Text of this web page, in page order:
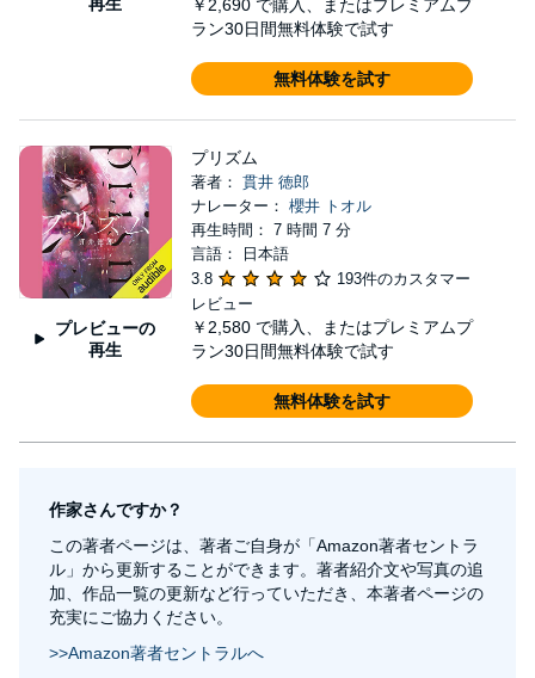
￥2,690 で購入、またはプレミアムプ
ラン30日間無料体験で試す
無料体験を試す
プレビューの
再生
プリズム
著者： 貫井 徳郎
ナレーター： 櫻井 トオル
再生時間： 7 時間 7 分
言語： 日本語
3.8
193件のカスタマー
レビュー
￥2,580 で購入、またはプレミアムプ
ラン30日間無料体験で試す
無料体験を試す
作家さんですか？
この著者ページは、著者ご自身が「Amazon著者セントラ
ル」から更新することができます。著者紹介文や写真の追
加、作品一覧の更新など行っていただき、本著者ページの
充実にご協力ください。
>>Amazon著者セントラルへ